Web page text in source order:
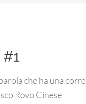
che ha una
Rovo Cinese